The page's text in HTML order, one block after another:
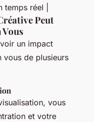
réel |
Peut
un impact
de plusieurs
vous
et votre